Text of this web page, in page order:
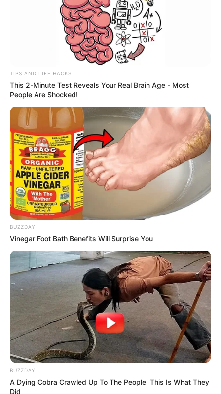
TIPS AND LIFE HACKS
This 2-Minute Test Reveals Your Real Brain Age - Most
People Are Shocked!
BUZZDAY
Vinegar Foot Bath Benefits Will Surprise You
BUZZDAY
A Dying Cobra Crawled Up To The People: This Is What They
Did